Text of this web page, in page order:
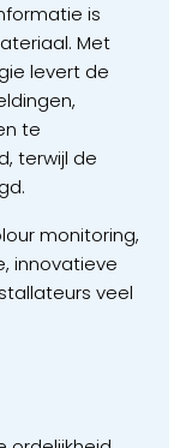
is
Met
levert de
te
terwijl de
monitoring,
innovatieve
veel